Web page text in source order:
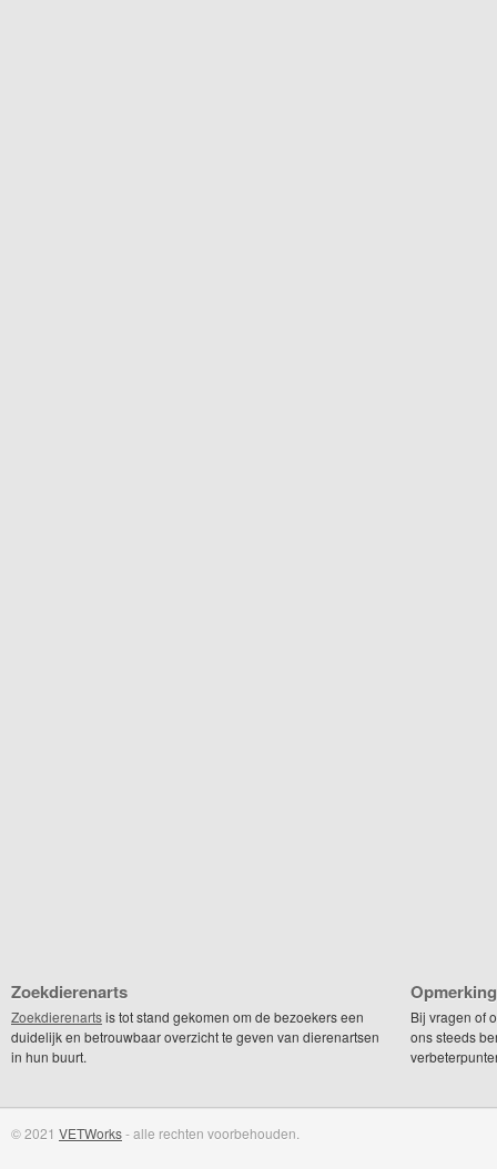
Zoekdierenarts
Zoekdierenartsis tot stand gekomen om de bezoekers een
duidelijk en betrouwbaar overzicht te geven van dierenartsen
in hun buurt.
Bij vragen of
ons steeds
© 2021 VETWorks- alle rechten voorbehouden.